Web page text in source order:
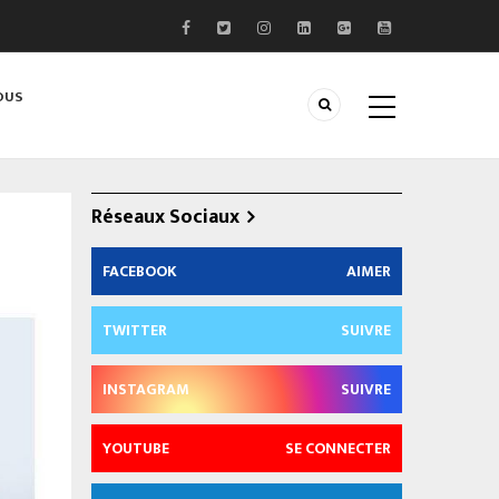
Réseaux Sociaux
FACEBOOK AIMER
TWITTER SUIVRE
INSTAGRAM SUIVRE
YOUTUBE SE CONNECTER